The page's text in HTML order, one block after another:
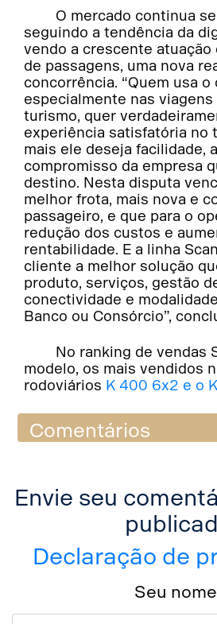
O mercado continua
seguindo a tendência da
vendo a crescente
de passagens, uma nova
concorrência. “Quem usa o
especialmente nas
turismo, quer
experiência satisfatória no
mais ele deseja facilidade,
compromisso da empresa
destino. Nesta disputa
melhor frota, mais nova e
passageiro, e que para o
redução dos custos e
rentabilidade. E a linha
cliente a melhor solução
produto, serviços, gestão
conectividade e
Banco ou Consórcio”,
No ranking de vendas
modelo, os mais vendidos
rodoviários K 400 6x2 e o
Comentários
Envie seu
Declaração de
Seu